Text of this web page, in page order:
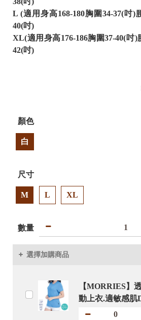
L (適用身高168-180胸圍34-37(吋)
40(吋)
XL(適用身高176-186胸圍37-40(吋)
42(吋)
顏色
白
尺寸
M L XL
數量
選擇加購商品
【MORRIES】
動上衣.適敏感肌